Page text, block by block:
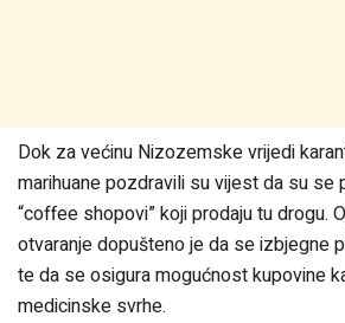
Dok za većinu Nizozemske vrijedi
marihuane pozdravili su vijest da su se
“coffee shopovi” koji prodaju tu drogu.
otvaranje dopušteno je da se izbjegne
te da se osigura mogućnost kupovine
medicinske svrhe.